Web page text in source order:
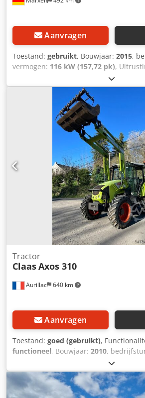
Aanvragen
Toestand: gebruikt, Bouwjaar: 2015,
vermogen: 116 kW (157,72 pk),
Aurillac 640 km
Tractor
ClaasAxos 310
Aanvragen
Toestand: goed (gebruikt),
functioneel, Bouwjaar: 2010,
55,16 kW (75,00 pk)
machine-/voertuignummer:
cabine , Hydraulische omkeer, zonder
lader Codsy Eq Upopfx Ak Djha